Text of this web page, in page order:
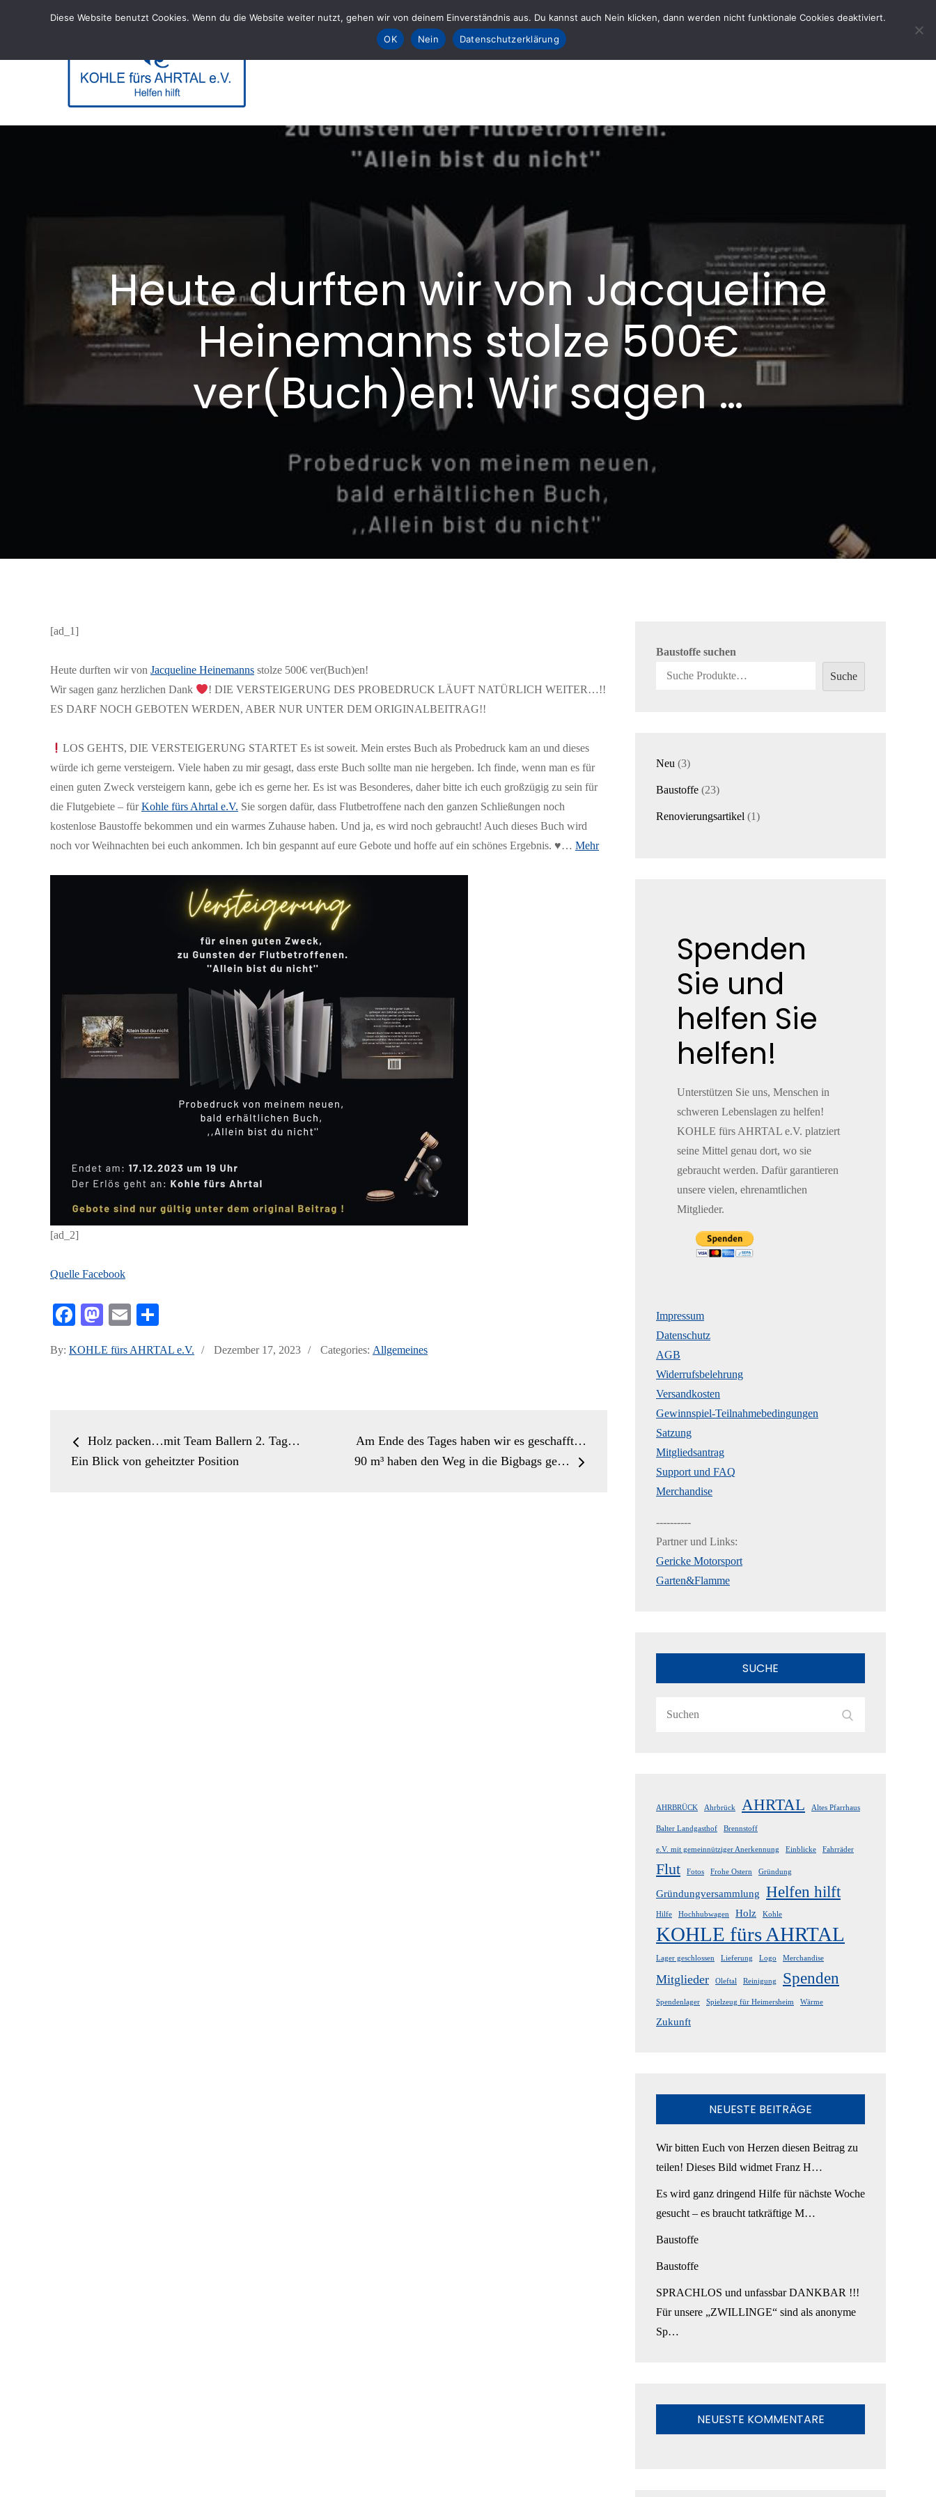
Heute durften wir von Jacqueline
Heinemanns stolze 500€
ver(Buch)en! Wir sagen …
[ad_1]
Heute durften wir von Jacqueline Heinemanns stolze 500€ ver(Buch)en!
Wir sagen ganz herzlichen Dank
! DIE VERSTEIGERUNG DES PROBEDRUCK LÄUFT NATÜRLICH WEITER…!!
ES DARF NOCH GEBOTEN WERDEN, ABER NUR UNTER DEM ORIGINALBEITRAG!!
LOS GEHTS, DIE VERSTEIGERUNG STARTET Es ist soweit. Mein erstes Buch als Probedruck kam an und dieses
würde ich gerne versteigern. Viele haben zu mir gesagt, dass erste Buch sollte man nie hergeben. Ich finde, wenn man es für
einen guten Zweck versteigern kann, gebe ich es gerne her. Es ist was Besonderes, daher bitte ich euch großzügig zu sein für
die Flutgebiete – fürKohle fürs Ahrtal e.V. Sie sorgen dafür, dass Flutbetroffene nach den ganzen Schließungen noch
kostenlose Baustoffe bekommen und ein warmes Zuhause haben. Und ja, es wird noch gebraucht! Auch dieses Buch wird
noch vor Weihnachten bei euch ankommen. Ich bin gespannt auf eure Gebote und hoffe auf ein schönes Ergebnis. ♥️… Mehr
[ad_2]
Quelle Facebook
Fa
bo
M
to
E
ail n
By: KOHLE fürs AHRTAL e.V.
Posted
Dezember 17, 2023 Categories: Allgemeines
Beitrags-
Navigation
Holz packen…mit Team Ballern 2. Tag…
Ein Blick von geheitzter Position
Am Ende des Tages haben wir es geschafft…
90 m³ haben den Weg in die Bigbags ge…
Baustoffe suchen
Suche
Neu 33
Baustoffe 2323
Renovierungsartikel 11
Spenden
Sie und
helfen Sie
helfen!
Unterstützen Sie uns, Menschen in
schweren Lebenslagen zu helfen!
KOHLE fürs AHRTAL e.V. platziert
seine Mittel genau dort, wo sie
gebraucht werden. Dafür garantieren
unsere vielen, ehrenamtlichen
Mitglieder.
Impressum
Datenschutz
AGB
Widerrufsbelehrung
Versandkosten
Gewinnspiel-Teilnahmebedingungen
Satzung
Mitgliedsantrag
Support und FAQ
Merchandise
----------
Partner und Links:
Gericke Motorsport
Garten&Flamme
SUCHE
AHRBRÜCK Ahrbrück AHRTAL Altes Pfarrhaus
Balter Landgasthof Brennstoff
e.V. mit gemeinnütziger Anerkennung Einblicke Fahrräder
Flut Fotos Frohe Ostern Gründung
Gründungversammlung Helfen hilft
Hilfe Hochhubwagen Holz Kohle
KOHLE fürs AHRTAL
Lager geschlossen Lieferung Logo Merchandise
Mitglieder Oleftal Reinigung Spenden
Spendenlager Spielzeug für Heimersheim Wärme
Zukunft
NEUESTE BEITRÄGE
Wir bitten Euch von Herzen diesen Beitrag zu
teilen! Dieses Bild widmet Franz H…
Es wird ganz dringend Hilfe für nächste Woche
gesucht – es braucht tatkräftige M…
Baustoffe
Baustoffe
SPRACHLOS und unfassbar DANKBAR !!!
Für unsere „ZWILLINGE“ sind als anonyme
Sp…
NEUESTE KOMMENTARE
Diese Website benutzt Cookies. Wenn du die Website weiter nutzt, gehen wir von deinem Einverständnis aus. Du kannst auch Nein klicken, dann werden nicht funktionale Cookies deaktiviert.
OK
Nein Datenschutzerklärung